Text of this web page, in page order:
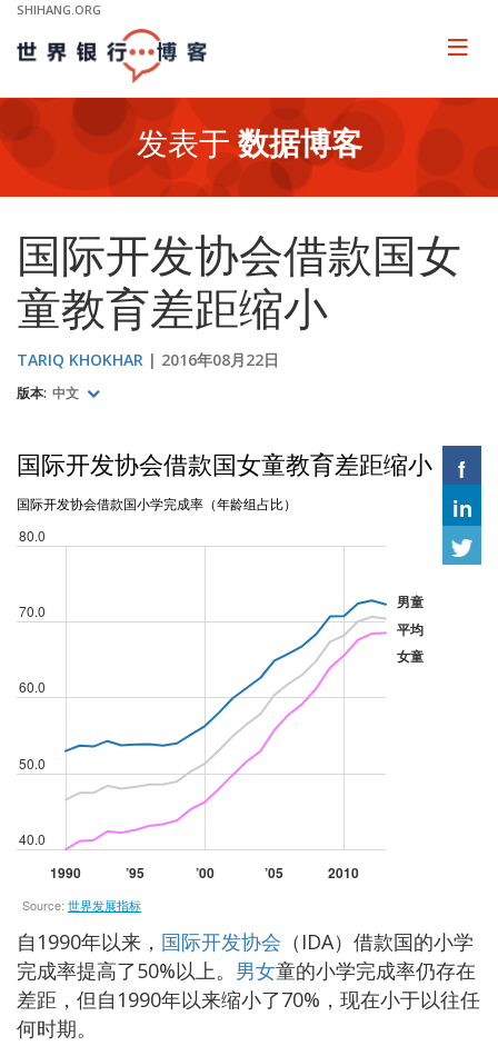
Skip
Main
Navigation
SHIHANG.ORG
Page
发表于 数据博客
国际开发协会借款国女
童教育差距缩小
TARIQ KHOKHAR 2016年08月22日
版本: 中文
自1990年以来， 国际开发协会 （IDA）借款国的小学
完成率提高了50%以上。 男女童的小学完成率仍存在
差距，但自1990年以来缩小了70%，现在小于以往任
何时期。